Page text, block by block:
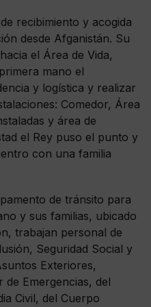
recibimiento y acogida
desde Afganistán. Su
el Área de Vida,
mano el
y logística y realizar
Comedor, Área
y área de
el Rey puso el punto y
con una familia
de tránsito para
y sus familias, ubicado
trabajan personal de
Seguridad Social y
Exteriores,
de Emergencias, del
Civil, del Cuerpo